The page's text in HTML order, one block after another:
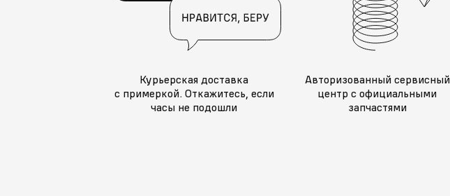
Курьерская доставка
с примеркой. Откажитесь, если
часы не подошли
Авторизованный сервисный
центр с официальными
запчастями